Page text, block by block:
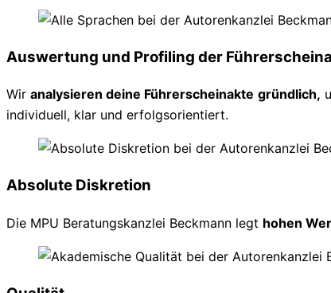
Auswertung und Profiling der
Wir analysieren deine Führerscheinakte gründlich,
individuell, klar und erfolgsorientiert.
Absolute Diskretion
Die MPU Beratungskanzlei Beckmann legt hohen